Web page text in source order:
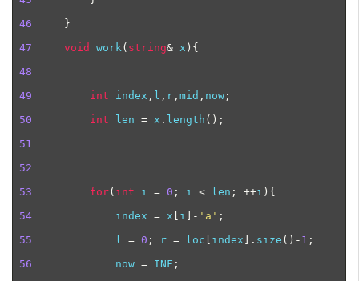
46
}
47
void work( string& x ){
48
49
int index , l , r , mid , now ;
50
int len = x . length ();
51
52
53
for( int i = 0 ; i < len ; ++i ){
54
             index
= x i ]- ' a ' ;
55
             l
= 0 ; r = loc index ]. size ()- 1 ;
56
             now
= INF ;